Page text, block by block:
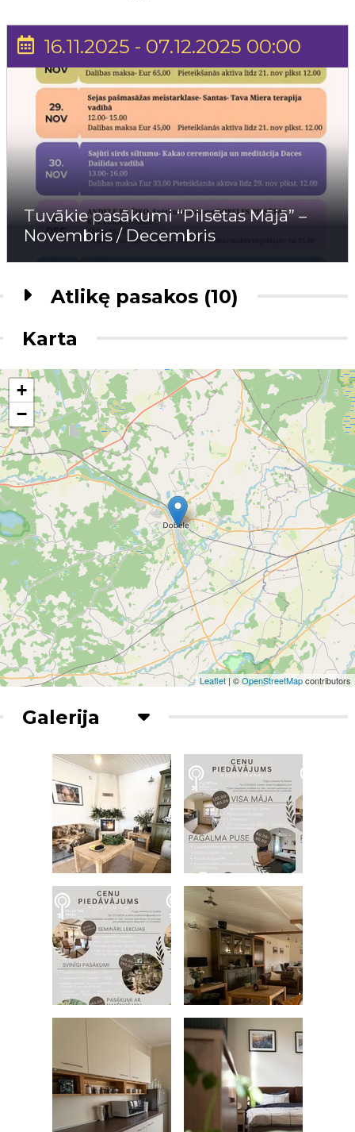
16.11.2025 - 07.12.2025 00:00
Tuvākie pasākumi “Pilsētas Mājā” –
Novembris / Decembris
Atlikę pasakos (10)
Karta
+
−
Leaflet | ©OpenStreetMapcontributors
Galerija